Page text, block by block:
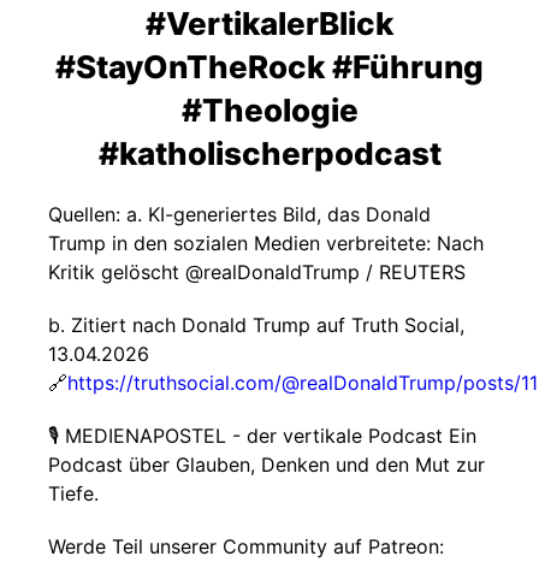
#VertikalerBlick
#StayOnTheRock #Führung
#Theologie
#katholischerpodcast
Quellen: a. KI-generiertes Bild, das Donald
Trump in den sozialen Medien verbreitete: Nach
Kritik gelöscht @realDonaldTrump / REUTERS
b. Zitiert nach Donald Trump auf Truth Social,
13.04.2026
🔗https://truthsocial.com/@realDonaldTrump/posts/
🎙️ MEDIENAPOSTEL - der vertikale Podcast Ein
Podcast über Glauben, Denken und den Mut zur
Tiefe.
Werde Teil unserer Community auf Patreon: